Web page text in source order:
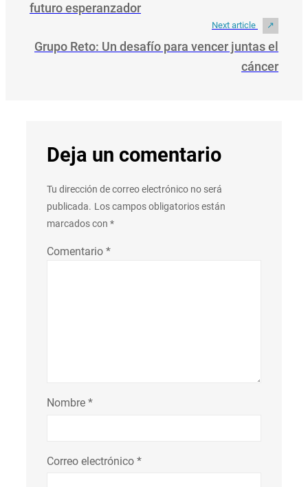
futuro esperanzador
Next article
Grupo Reto: Un desafío para vencer juntas el
cáncer
Deja un comentario
Tu dirección de correo electrónico no será
publicada. Los campos obligatorios están
marcados con *
Comentario *
Nombre *
Correo electrónico *